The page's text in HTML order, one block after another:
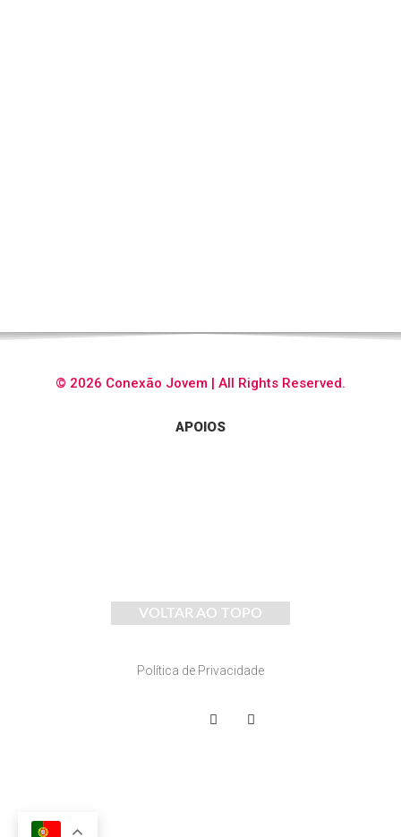
© 2026 Conexão Jovem | All Rights Reserved.
APOIOS
VOLTAR AO TOPO
Política de Privacidade